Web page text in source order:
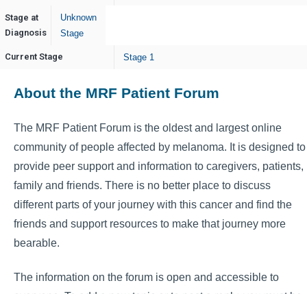
Stage at
Diagnosis
Unknown
Stage
Current Stage Stage 1
About the MRF Patient Forum
The MRF Patient Forum is the oldest and largest online
community of people affected by melanoma. It is designed to
provide peer support and information to caregivers, patients,
family and friends. There is no better place to discuss
different parts of your journey with this cancer and find the
friends and support resources to make that journey more
bearable.
The information on the forum is open and accessible to